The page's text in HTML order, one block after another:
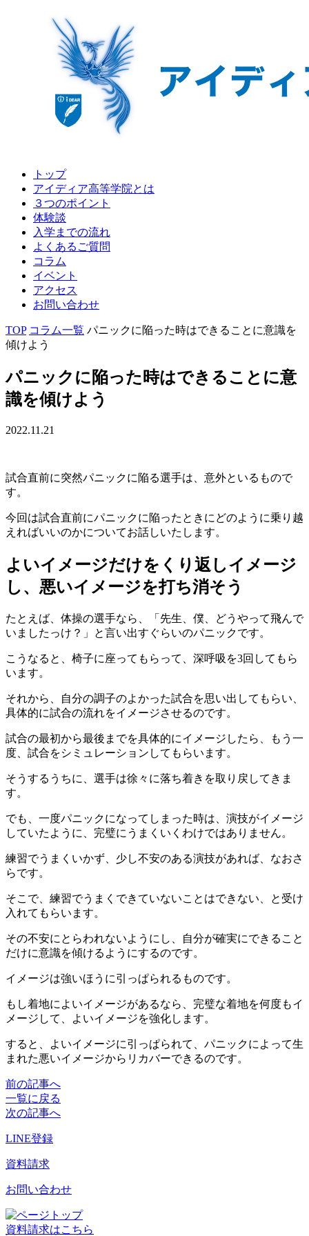
トップ
アイディア高等学院とは
３つのポイント
体験談
入学までの流れ
よくあるご質問
コラム
イベント
アクセス
お問い合わせ
TOP コラム一覧 パニックに陥った時はできることに意識を
傾けよう
パニックに陥った時はできることに意
識を傾けよう
2022.11.21
試合直前に突然パニックに陥る選手は、意外といるもので
す。
今回は試合直前にパニックに陥ったときにどのように乗り越
えればいいのかについてお話しいたします。
よいイメージだけをくり返しイメージ
し、悪いイメージを打ち消そう
たとえば、体操の選手なら、「先生、僕、どうやって飛んで
いましたっけ？」と言い出すぐらいのパニックです。
こうなると、椅子に座ってもらって、深呼吸を3回してもら
います。
それから、自分の調子のよかった試合を思い出してもらい、
具体的に試合の流れをイメージさせるのです。
試合の最初から最後までを具体的にイメージしたら、もう一
度、試合をシミュレーションしてもらいます。
そうするうちに、選手は徐々に落ち着きを取り戻してきま
す。
でも、一度パニックになってしまった時は、演技がイメージ
していたように、完璧にうまくいくわけではありません。
練習でうまくいかず、少し不安のある演技があれば、なおさ
らです。
そこで、練習でうまくできていないことはできない、と受け
入れてもらいます。
その不安にとらわれないようにし、自分が確実にできること
だけに意識を傾けるようにするのです。
イメージは強いほうに引っぱられるものです。
もし着地によいイメージがあるなら、完璧な着地を何度もイ
メージして、よいイメージを強化します。
すると、よいイメージに引っぱられて、パニックによって生
まれた悪いイメージからリカバーできるのです。
前の記事へ
一覧に戻る
次の記事へ
LINE登録
資料請求
お問い合わせ
資料請求はこちら